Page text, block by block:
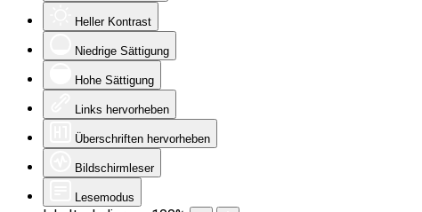
Heller Kontrast
Niedrige Sättigung
Hohe Sättigung
Links hervorheben
Überschriften hervorheben
Bildschirmleser
Lesemodus